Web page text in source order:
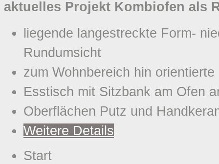
aktuelles Projekt Kombiofen als
liegende langestreckte Form-
Rundumsicht
zum Wohnbereich hin orientierte
Esstisch mit Sitzbank am Ofen
Oberflächen Putz und
Weitere Details
Start